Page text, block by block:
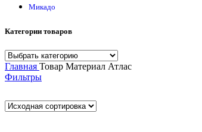
Микадо
Категории товаров
Главная Товар Материал Атлас
Фильтры